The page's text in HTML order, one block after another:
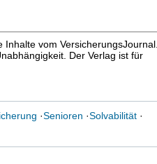
vom VersicherungsJournal.
Der Verlag ist für
·Senioren ·Solvabilität·